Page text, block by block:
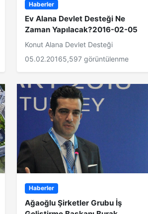
Haberler
Ev Alana Devlet Desteği Ne
Zaman Yapılacak?2016-02-05
Konut Alana Devlet Desteği
05.02.20165,597 görüntülenme
Haberler
Ağaoğlu Şirketler Grubu İş